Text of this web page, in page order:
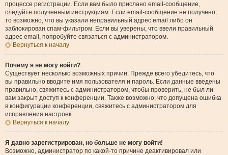
процессе регистрации. Если вам было прислано email-сообщение,
следуйте полученным инструкциям. Если email-сообщение не получено,
то возможно, что вы указали неправильный адрес email либо он
заблокирован спам-фильтром. Если вы уверены, что ввели правильный
адрес email, попробуйте связаться с администратором.
Вернуться к началу
Почему я не могу войти?
Существует несколько возможных причин. Прежде всего убедитесь, что
вы правильно вводите имя пользователя и пароль. Если данные введены
правильно, свяжитесь с администратором, чтобы проверить, не был ли
вам закрыт доступ к конференции. Также возможно, что допущена ошибка
в конфигурации конференции, свяжитесь с администратором для
исправления настроек.
Вернуться к началу
Я давно зарегистрирован, но больше не могу войти!
Возможно, администратор по какой-то причине деактивировал или